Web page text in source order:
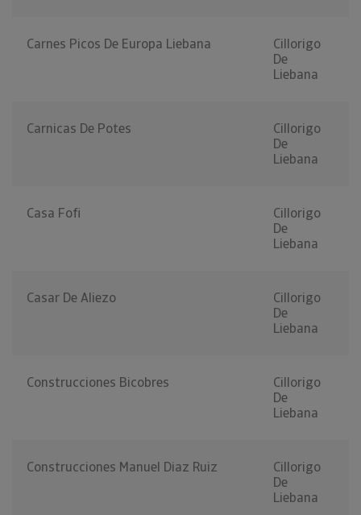
Carnes Picos De Europa Liebana
Cillorigo
De
Liebana
Carnicas De Potes
Cillorigo
De
Liebana
Casa Fofi
Cillorigo
De
Liebana
Casar De Aliezo
Cillorigo
De
Liebana
Construcciones Bicobres
Cillorigo
De
Liebana
Construcciones Manuel Diaz Ruiz
Cillorigo
De
Liebana